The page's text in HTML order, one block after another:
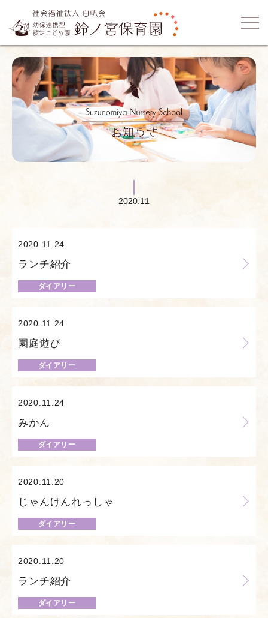
2020.11
2020.11.24
ランチ紹介
ダイアリー
2020.11.24
園庭遊び
ダイアリー
2020.11.24
みかん
ダイアリー
2020.11.20
じゃんけんれっしゃ
ダイアリー
2020.11.20
ランチ紹介
ダイアリー